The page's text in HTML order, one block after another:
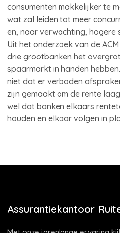
consumenten makkelijker te
wat zal leiden tot meer
en, naar verwachting, hogere
Uit het onderzoek van de
drie grootbanken het
spaarmarkt in handen
niet dat er verboden
zijn gemaakt om de rente
wel dat banken elkaars
houden en elkaar volgen in
Assurantiekantoor